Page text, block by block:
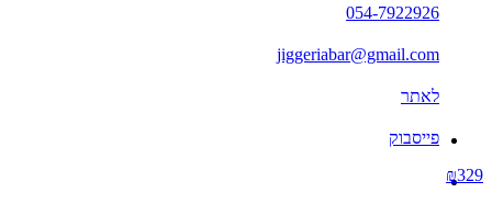
054-7922926
jiggeriabar@gmail.com
לאתר
פייסבוק
₪329